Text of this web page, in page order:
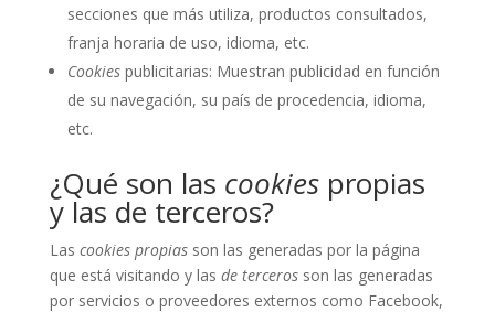
secciones que más utiliza, productos consultados,
franja horaria de uso, idioma, etc.
Cookiespublicitarias: Muestran publicidad en función
de su navegación, su país de procedencia, idioma,
etc.
¿Qué son las cookiespropias
y las de terceros?
Las cookies propiasson las generadas por la página
que está visitando y las de tercerosson las generadas
por servicios o proveedores externos como Facebook,